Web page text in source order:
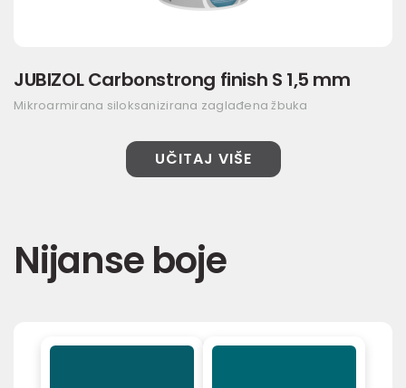
JUBIZOL Carbonstrong finish S 1,5 mm
Mikroarmirana siloksanizirana zaglađena žbuka
UČITAJ VIŠE
Nijanse boje